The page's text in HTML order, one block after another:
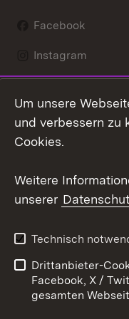
Facebook
Instagram
Mastodon
Youtube
Kontakt
Barrierefreiheit
Impressum
Um unsere
und verbessern zu
Cookies.
Weitere
unserer
Technisch
Drittanbieter-
Facebook, X /
gesamten